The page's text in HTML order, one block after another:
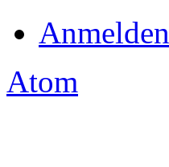
Anmelden
Atom